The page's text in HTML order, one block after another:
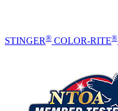
STINGER® COLOR-RITE®